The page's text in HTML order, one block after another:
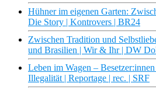
Hühner im eigenen Garten:
Die Story | Kontrovers | BR24
Zwischen Tradition und
und Brasilien | Wir & Ihr | DW
Leben im Wagen –
Illegalität | Reportage | rec. | SRF